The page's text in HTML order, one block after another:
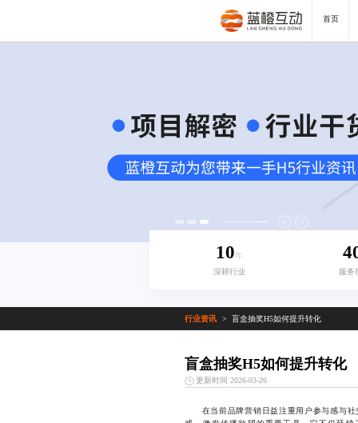
首页
10年
深耕行业
服务
行业资讯 > 盲盒抽奖H5如何提升转化
盲盒抽奖H5如何提升转化
更新时间 2026-03-26
在当前品牌营销日益注重用户参与感与社